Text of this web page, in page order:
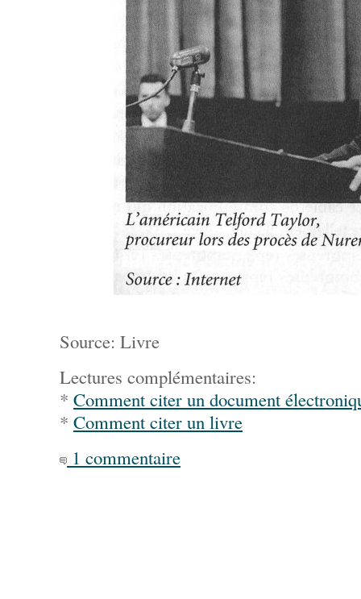
Source: Livre
Lectures complémentaires:
* Comment citer un document
* Comment citer un livre
1 commentaire